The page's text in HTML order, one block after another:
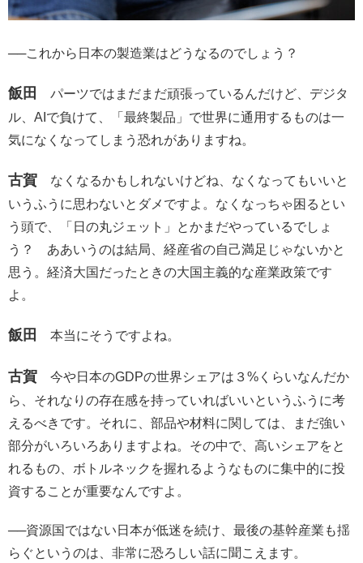
──これから日本の製造業はどうなるのでしょう？
飯田
パーツではまだまだ頑張っているんだけど、デジタ
ル、AIで負けて、「最終製品」で世界に通用するものは一
気になくなってしまう恐れがありますね。
古賀 なくなるかもしれないけどね、なくなってもいいと
いうふうに思わないとダメですよ。なくなっちゃ困るとい
う頭で、「日の丸ジェット」とかまだやっているでしょ
う？ ああいうのは結局、経産省の自己満足じゃないかと
思う。経済大国だったときの大国主義的な産業政策です
よ。
飯田 本当にそうですよね。
古賀 今や日本のGDPの世界シェアは３%くらいなんだか
ら、それなりの存在感を持っていればいいというふうに考
えるべきです。それに、部品や材料に関しては、まだ強い
部分がいろいろありますよね。その中で、高いシェアをと
れるもの、ボトルネックを握れるようなものに集中的に投
資することが重要なんですよ。
──資源国ではない日本が低迷を続け、最後の基幹産業も揺
らぐというのは、非常に恐ろしい話に聞こえます。